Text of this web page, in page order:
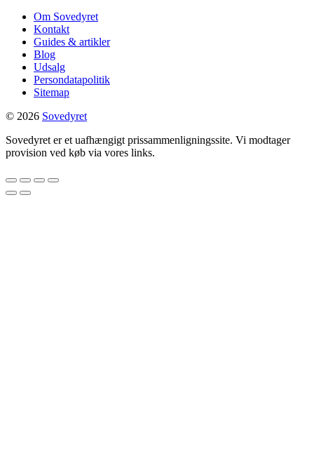
Om Sovedyret
Kontakt
Guides & artikler
Blog
Udsalg
Persondatapolitik
Sitemap
© 2026 Sovedyret
Sovedyret er et uafhængigt prissammenligningssite. Vi modtager
provision ved køb via vores links.